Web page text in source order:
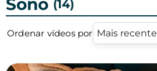
(14)
Ordenar vídeos por Mais recente